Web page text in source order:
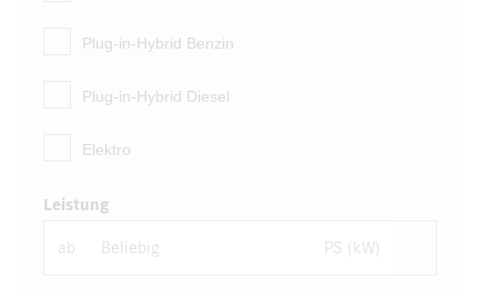
Plug-in-Hybrid Benzin
Plug-in-Hybrid Diesel
Elektro
Leistung
ab PS (kW)